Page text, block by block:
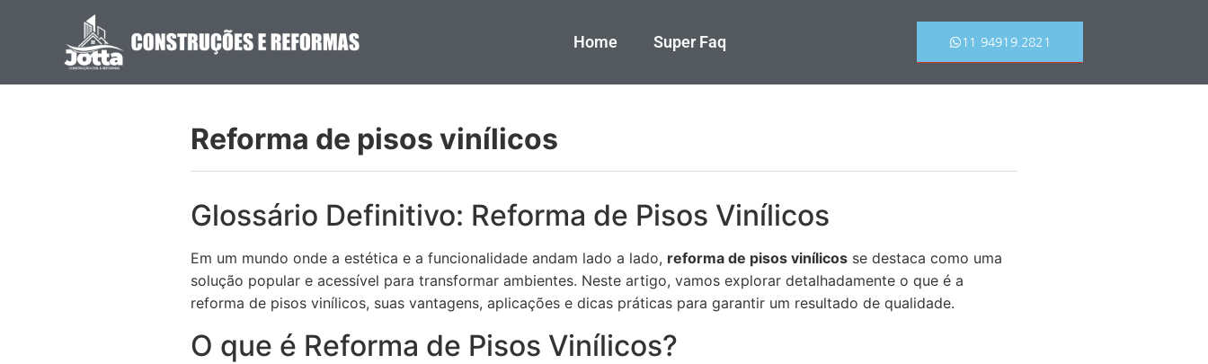
Home Super Faq 11 94919.2821
Reforma de pisos vinílicos
Glossário Definitivo: Reforma de Pisos Vinílicos
Em um mundo onde a estética e a funcionalidade andam lado a lado, reforma de pisos vinílicos se destaca como uma
solução popular e acessível para transformar ambientes. Neste artigo, vamos explorar detalhadamente o que é a
reforma de pisos vinílicos, suas vantagens, aplicações e dicas práticas para garantir um resultado de qualidade.
O que é Reforma de Pisos Vinílicos?